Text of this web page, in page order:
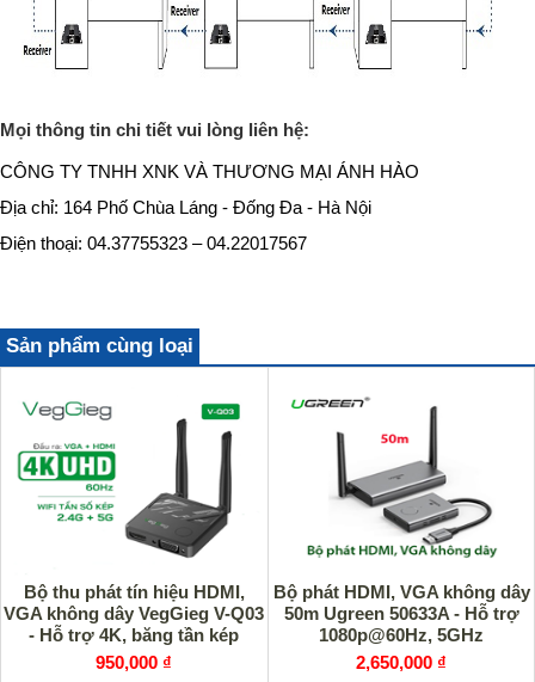
Mọi thông tin chi tiết vui lòng liên hệ:
CÔNG TY TNHH XNK VÀ THƯƠNG MẠI ÁNH HÀO
Địa chỉ: 164 Phố Chùa Láng - Đống Đa - Hà Nội
Điện thoại: 04.37755323 – 04.22017567
Sản phẩm cùng loại
Bộ thu phát tín hiệu HDMI,
VGA không dây VegGieg V-Q03
- Hỗ trợ 4K, băng tần kép
2.4G/5G
950,000 ₫
Bộ phát HDMI, VGA không dây
50m Ugreen 50633A - Hỗ trợ
1080p@60Hz, 5GHz
2,650,000 ₫